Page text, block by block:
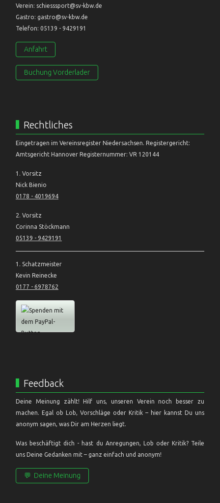
Verein: schiesssport@sv-kbw.de
Gastro: gastro@sv-kbw.de
Telefon: 05139 - 9429191
Anfahrt
Buchung Vorderlader
Rechtliches
Eingetragen im Vereinsregister Niedersachsen. Registergericht:
Amtsgericht Hannover Registernummer: VR 120144
1. Vorsitz
Nick Bienio
0178 - 4019694
2. Vorsitz
Corinna Stöckmann
05139 - 9429191
1. Schatzmeister
Kevin Reinecke
0177 - 6978762
Feedback
Deine Meinung zählt! Hilf uns, unseren Verein noch besser zu
machen. Egal ob Lob, Vorschläge oder Kritik – hier kannst Du uns
anonym sagen, was Dir am Herzen liegt.
Was beschäftigt dich - hast du Anregungen, Lob oder Kritik? Teile
uns Deine Gedanken mit – ganz einfach und anonym!
💬 Deine Meinung